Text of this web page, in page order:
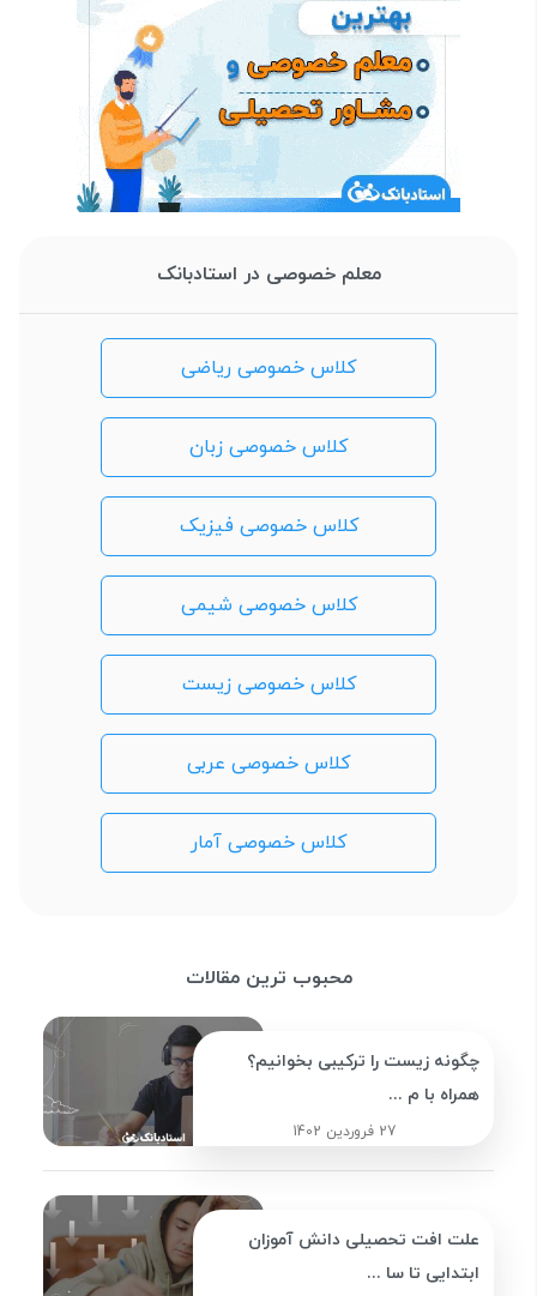
معلم خصوصی در استادبانک
کلاس خصوصی ریاضی
کلاس خصوصی زبان
کلاس خصوصی فیزیک
کلاس خصوصی شیمی
کلاس خصوصی زیست
کلاس خصوصی عربی
کلاس خصوصی آمار
محبوب ترین مقالات
چگونه زیست را ترکیبی بخوانیم؟
همراه با م ...
27 فروردین 1402
علت افت تحصیلی دانش آموزان
ابتدایی تا سا ...